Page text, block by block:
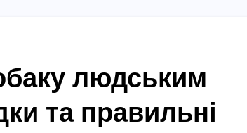
людським
та правильні